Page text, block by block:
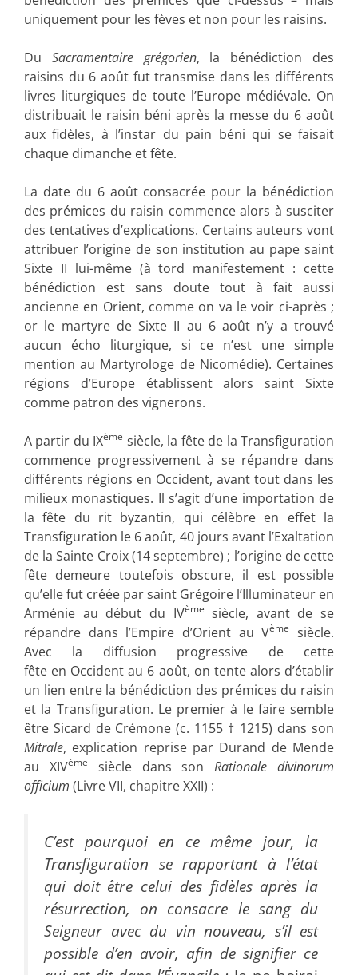
uniquement pour les fèves et non pour les raisins.
Du Sacramentaire grégorien, la bénédiction des
raisins du 6 août fut transmise dans les différents
livres liturgiques de toute l’Europe médiévale. On
distribuait le raisin béni après la messe du 6 août
aux fidèles, à l’instar du pain béni qui se faisait
chaque dimanche et fête.
La date du 6 août consacrée pour la bénédiction
des prémices du raisin commence alors à susciter
des tentatives d’explications. Certains auteurs vont
attribuer l’origine de son institution au pape saint
Sixte II lui-même (à tord manifestement : cette
bénédiction est sans doute tout à fait aussi
ancienne en Orient, comme on va le voir ci-après ;
or le martyre de Sixte II au 6 août n’y a trouvé
aucun écho liturgique, si ce n’est une simple
mention au Martyrologe de Nicomédie). Certaines
régions d’Europe établissent alors saint Sixte
comme patron des vignerons.
A partir du IXème siècle, la fête de la Transfiguration
commence progressivement à se répandre dans
différents régions en Occident, avant tout dans les
milieux monastiques. Il s’agit d’une importation de
la fête du rit byzantin, qui célèbre en effet la
Transfiguration le 6 août, 40 jours avant l’Exaltation
de la Sainte Croix (14 septembre) ; l’origine de cette
fête demeure toutefois obscure, il est possible
qu’elle fut créée par saint Grégoire l’Illuminateur en
Arménie au début du IVème siècle, avant de se
répandre dans l’Empire d’Orient au Vème
siècle.
Avec la diffusion progressive de cette
fête en Occident au 6 août, on tente alors d’établir
un lien entre la bénédiction des prémices du raisin
et la Transfiguration. Le premier à le faire semble
être Sicard de Crémone (c. 1155 † 1215) dans son
Mitrale, explication reprise par Durand de Mende
au XIVème siècle dans sonRationale divinorum
officium (Livre VII, chapitre XXII) :
C’est pourquoi en ce même jour, la
Transfiguration se rapportant à l’état
qui doit être celui des fidèles après la
résurrection, on consacre le sang du
Seigneur avec du vin nouveau, s’il est
possible d’en avoir, afin de signifier ce